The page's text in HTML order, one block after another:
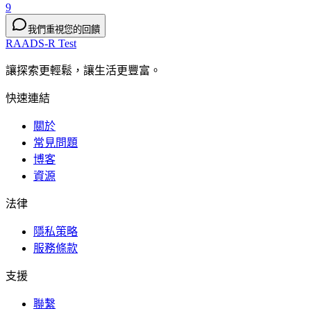
9
我們重視您的回饋
RAADS-R Test
讓探索更輕鬆，讓生活更豐富。
快速連結
關於
常見問題
博客
資源
法律
隱私策略
服務條款
支援
聯繫